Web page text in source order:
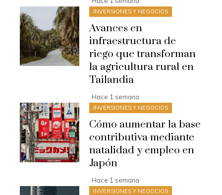
INVERSIONES Y NEGOCIOS
Avances en
infraestructura de
riego que transforman
la agricultura rural en
Tailandia
Hace 1 semana
INVERSIONES Y NEGOCIOS
Cómo aumentar la base
contributiva mediante
natalidad y empleo en
Japón
Hace 1 semana
INVERSIONES Y NEGOCIOS